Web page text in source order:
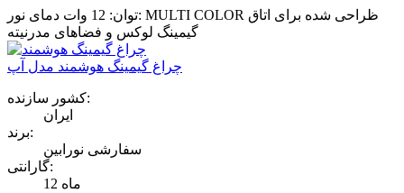
توان: 12 وات دمای نور: MULTI COLOR ظراحی شده برای اتاق
گیمینگ لوکس و فضاهای مدرنیته
چراغ گیمینگ هوشمند مدل آپ
کشور سازنده:
ایران
برند:
سفارشی نورابین
گارانتی:
12 ماه